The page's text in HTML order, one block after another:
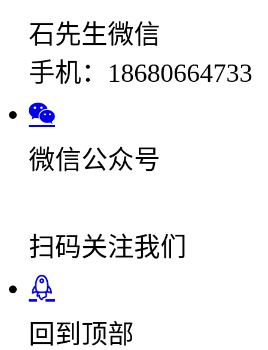
石先生微信
手机：18680664733
微信公众号
扫码关注我们
回到顶部